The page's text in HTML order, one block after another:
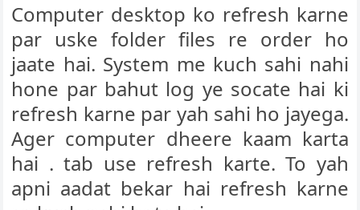
Computer desktop ko refresh karne
par uske folder files re order ho
jaate hai. System me kuch sahi nahi
hone par bahut log ye socate hai ki
refresh karne par yah sahi ho jayega.
Ager computer dheere kaam karta
hai . tab use refresh karte. To yah
apni aadat bekar hai refresh karne